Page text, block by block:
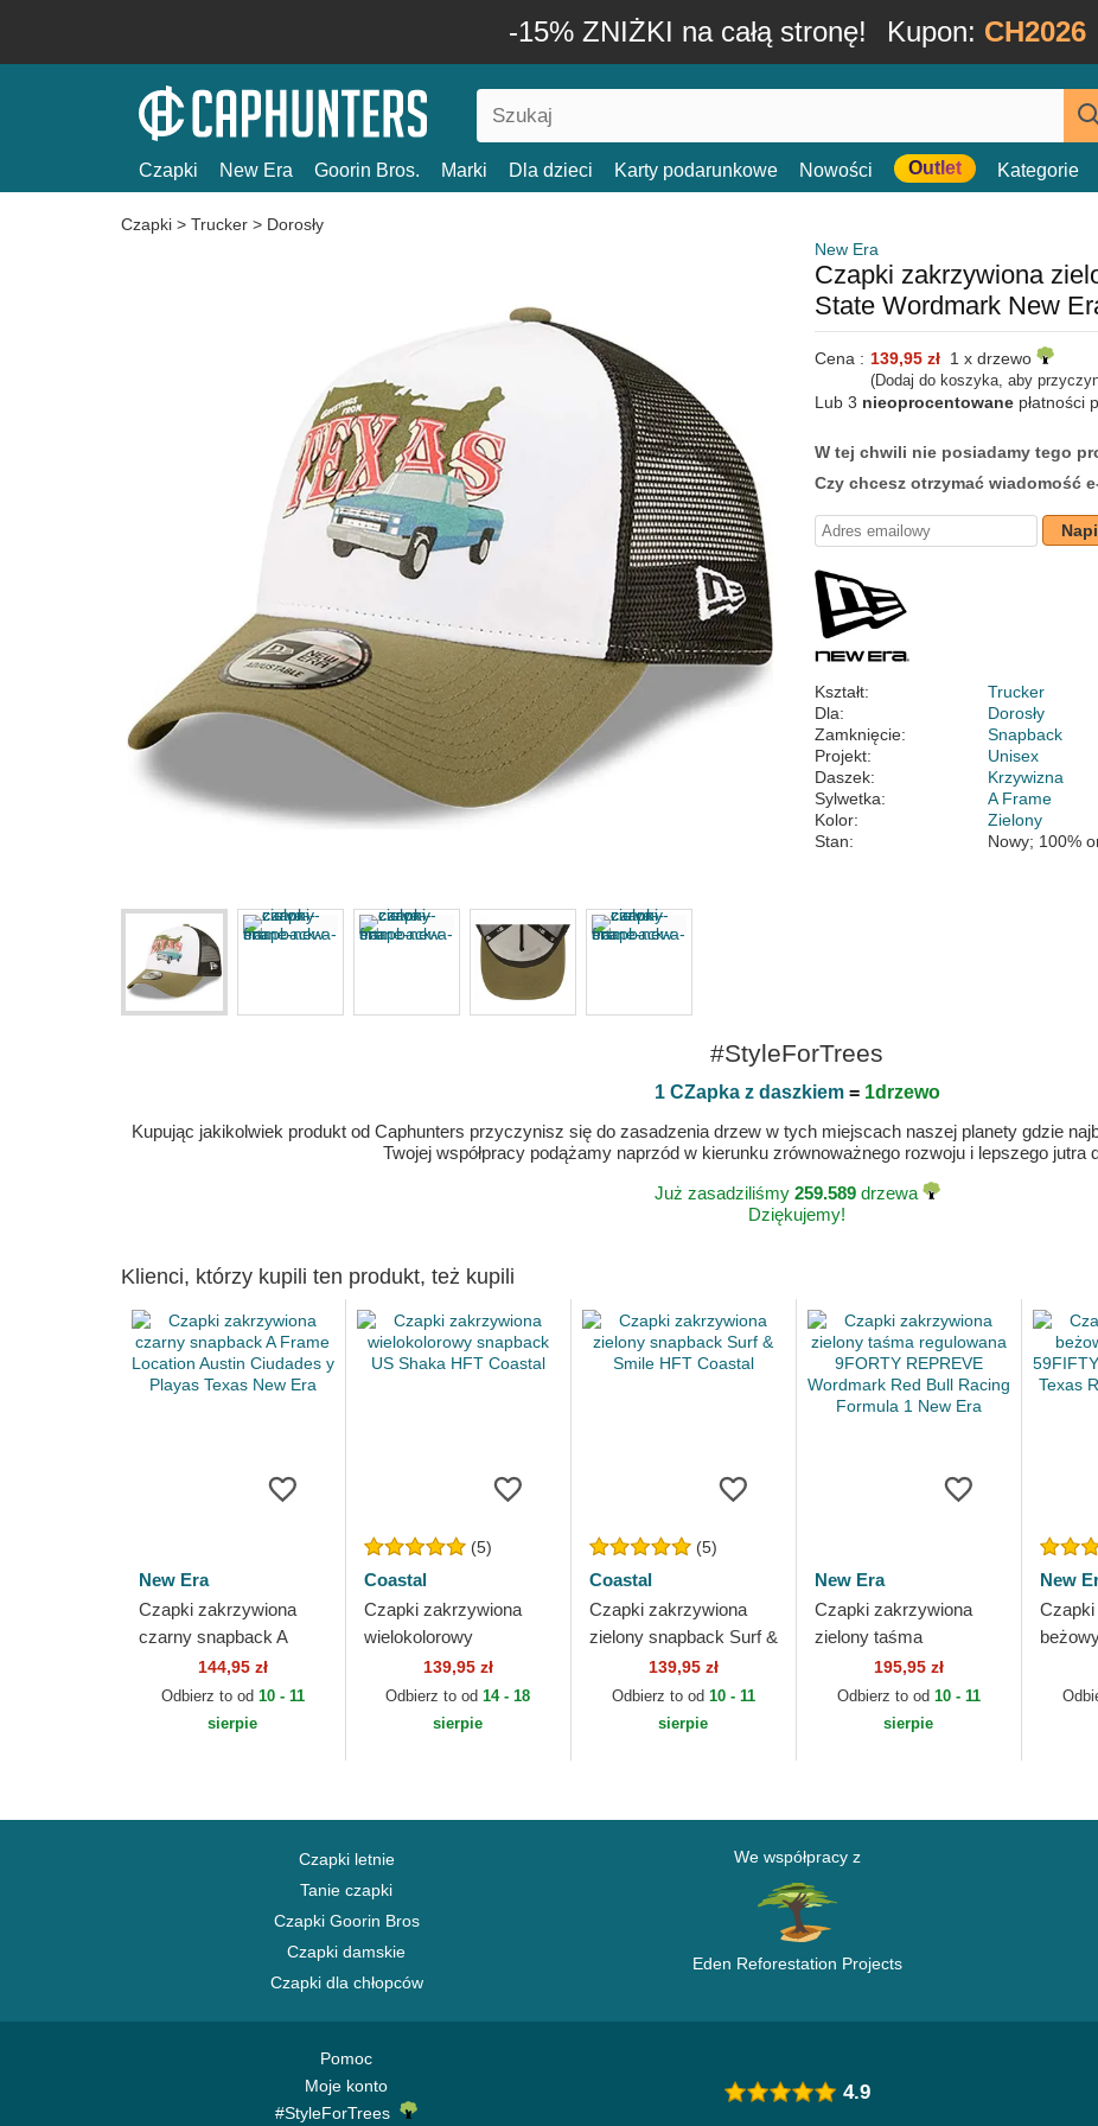
-15% ZNIŻKI na całą stronę! Kupon: CH2026
Czapki New Era Goorin Bros. Marki Dla dzieci Karty podarunkowe Nowości Outlet Kategorie
Czapki > Trucker > Dorosły
New Era
Czapki zakrzywiona
State Wordmark New
Cena : 139,95 zł 1 x drzewo
(Dodaj do koszyka, aby
Lub 3 nieoprocentowane płatności
W tej chwili nie posiadamy tego
Czy chcesz otrzymać wiadomość
Kształt:
Trucker
Dla:
Dorosły
Zamknięcie:
Snapback
Projekt:
Unisex
Daszek:
Krzywizna
Sylwetka:
A Frame
Kolor:
Zielony
Stan:
Nowy; 100%
#StyleForTrees
1 CZapka z daszkiem= 1drzewo
Kupując jakikolwiek produkt od Caphunters przyczynisz się do zasadzenia drzew w tych miejscach naszej planety gdzie
Twojej współpracy podążamy naprzód w kierunku zrównoważnego rozwoju i lepszego jutra
Już zasadziliśmy 259.589drzewa
Dziękujemy!
Klienci, którzy kupili ten produkt, też kupili
New Era
Czapki zakrzywiona
czarny snapback A
Frame Location Austin
Ciudades y Playas
Texas New Era
144,95 zł
Odbierz to od 10 - 11
sierpie
(5)
Coastal
Czapki zakrzywiona
wielokolorowy
snapback US Shaka
HFT Coastal
139,95 zł
Odbierz to od14 - 18
sierpie
(5)
Coastal
Czapki zakrzywiona
zielony snapback Surf &
Smile HFT Coastal
139,95 zł
Odbierz to od 10 - 11
sierpie
New Era
Czapki zakrzywiona
zielony taśma
regulowana 9FORTY
REPREVE Wordmark
Red Bull Racing
195,95 zł
Odbierz to od 10 - 11
sierpie
New
Pin
Czapki letnie
Tanie czapki
Czapki Goorin Bros
Czapki damskie
Czapki dla chłopców
We współpracy z
Eden Reforestation Projects
Pomoc
Moje konto
#StyleForTrees
4.9